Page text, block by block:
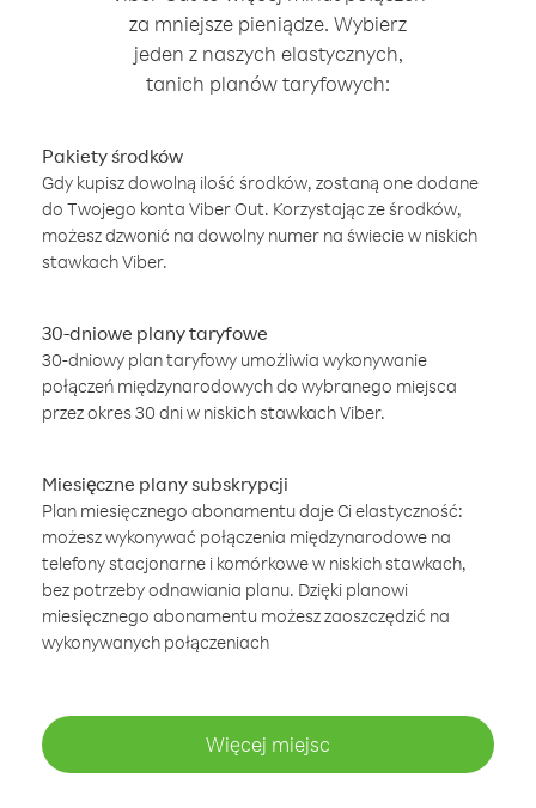
za mniejsze pieniądze. Wybierz
jeden z naszych elastycznych,
tanich planów taryfowych:
Pakiety środków
Gdy kupisz dowolną ilość środków, zostaną one dodane
do Twojego konta Viber Out. Korzystając ze środków,
możesz dzwonić na dowolny numer na świecie w niskich
stawkach Viber.
30-dniowe plany taryfowe
30-dniowy plan taryfowy umożliwia wykonywanie
połączeń międzynarodowych do wybranego miejsca
przez okres 30 dni w niskich stawkach Viber.
Miesięczne plany subskrypcji
Plan miesięcznego abonamentu daje Ci elastyczność:
możesz wykonywać połączenia międzynarodowe na
telefony stacjonarne i komórkowe w niskich stawkach,
bez potrzeby odnawiania planu. Dzięki planowi
miesięcznego abonamentu możesz zaoszczędzić na
wykonywanych połączeniach
Więcej miejsc